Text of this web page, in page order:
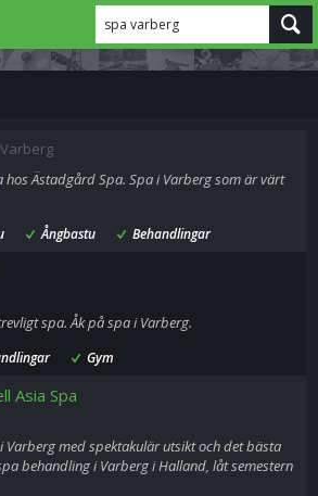
spa varberg
hos Ästadgård Spa. Spa i Varberg som är värt
Ångbastu Behandlingar
spa. Åk på spa i Varberg.
Gym
Asia Spa
Varberg med spektakulär utsikt och det bästa
behandling i Varberg i Halland, låt semestern